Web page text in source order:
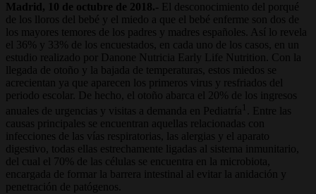
Madrid, 10 de octubre de 2018.- El desconocimiento del porqué
de los lloros del bebé y el miedo a que el bebé enferme son dos de
los mayores temores de los padres y madres españoles. Así lo revela
el 36% y 33% de los encuestados, en cada uno de los casos, en un
estudio realizado por Danone Nutricia Early Life Nutrition. Con la
llegada de otoño y la bajada de temperaturas, estos miedos se
acrecientan ya que aparecen los primeros virus y resfriados del
periodo escolar. De hecho, el otoño abarca el 20% de los ingresos
anuales de urgencias y visitas a demanda en Pediatría 1
. Entre las
causas principales se encuentran aquellas relacionadas con
infecciones de las vías respiratorias, las alergias y el aparato
digestivo, todas ellas estrechamente ligadas al sistema inmunitario,
del cual el 70% de las células se encuentra en la microbiota,
encargada de formar la barrera intestinal al evitar la anidación y
penetración de patógenos.